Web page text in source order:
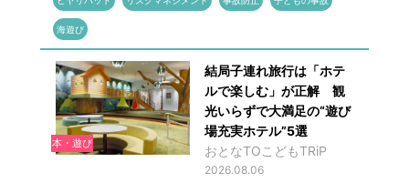
海遊び
本・遊び
結局子連れ旅行は「ホテ
ルで楽しむ」が正解 観
光いらずで大満足の“遊び
場充実ホテル”5選
おとなTOこどもTRiP
2026.08.06